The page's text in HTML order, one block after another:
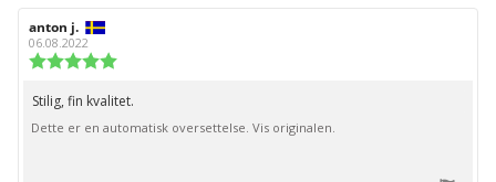
Forfatter:
anton j.
06.08.2022
av
5
mulige
Omtaletekst:
Stilig, fin kvalitet.
Dette er en automatisk oversettelse. Vis originalen.